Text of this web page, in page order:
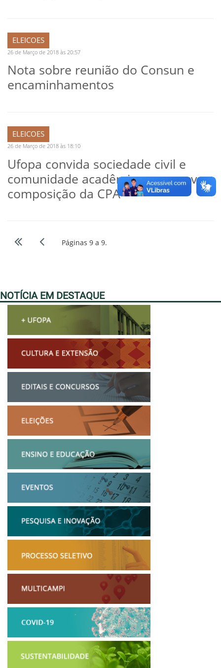
ELEICOES
26 de Março de 2018 às 20:57
Nota sobre reunião do Consun e
encaminhamentos
ELEICOES
26 de Março de 2018 às 18:10
Ufopa convida sociedade civil e
comunidade acadêmica para nova
composição da CPA
Páginas 9 a 9.
NOTÍCIA EM DESTAQUE